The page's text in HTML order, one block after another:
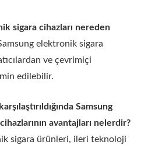
sigara cihazları nereden
elektronik sigara
ve çevrimiçi
edilebilir.
Samsung
avantajları nelerdir?
sigara ürünleri, ileri teknoloji